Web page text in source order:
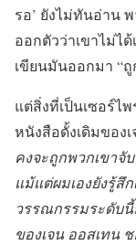
รอ’ ยังไม่ทันอ่าน
ออกตัวว่าเขาไม่ไ
เขียนมันออกมา “ถู
แต่สิ่งที่เป็นเซอร์ไ
หนังสือดั้งเดิมของ
คงจะถูกพวกเขาจั
แม้แต่ผมเองยังรู้สึ
วรรณกรรมระดับ
ของเจน ออสเทน